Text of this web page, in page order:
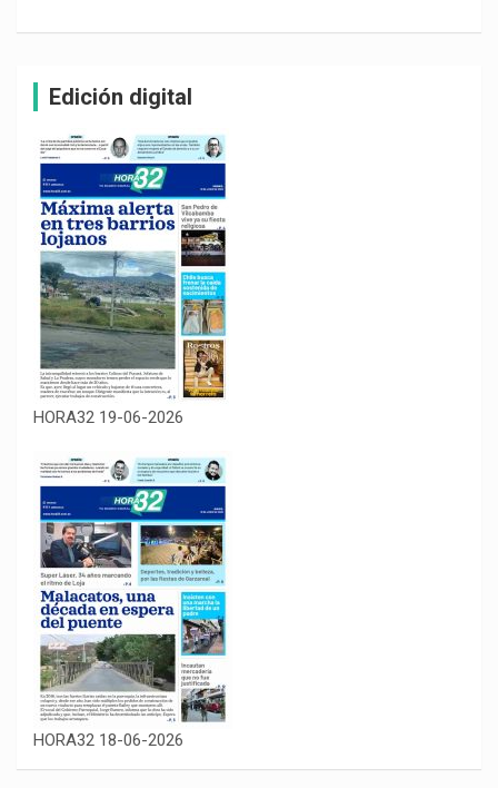
Edición digital
HORA32 19-06-2026
HORA32 18-06-2026